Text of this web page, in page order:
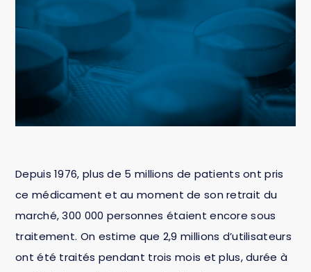
Depuis 1976, plus de 5 millions de patients ont pris
ce médicament et au moment de son retrait du
marché, 300 000 personnes étaient encore sous
traitement. On estime que 2,9 millions d’utilisateurs
ont été traités pendant trois mois et plus, durée à